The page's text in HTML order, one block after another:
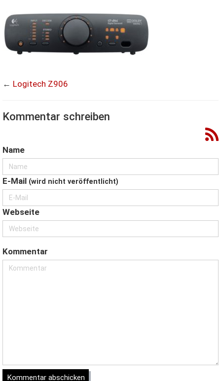
← Logitech Z906
Kommentar schreiben
Name
E-Mail (wird nicht veröffentlicht)
Webseite
Kommentar